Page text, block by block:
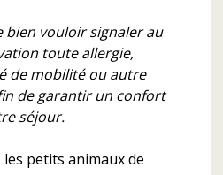
bien vouloir signaler au
toute allergie,
de mobilité ou autre
de garantir un confort
séjour.
petits animaux de